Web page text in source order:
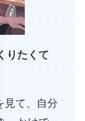
りたくて
見て、自分